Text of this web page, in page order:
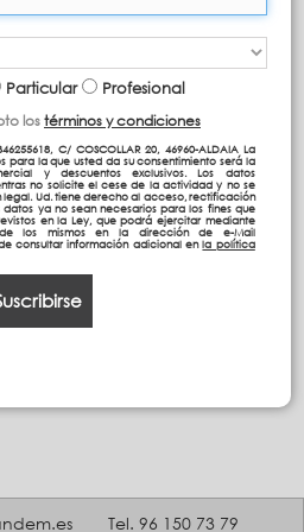
Particular Profesional
los términos y condiciones
C/ COSCOLLAR 20, 46960-ALDAIA La
para la que usted da su consentimiento será la
y descuentos exclusivos. Los datos
no solicite el cese de la actividad y no se
Ud. tiene derecho al acceso, rectificación
ya no sean necesarios para los fines que
en la Ley, que podrá ejercitar mediante
los mismos en la dirección de e-Mail
consultar información adicional enla política
Tel. 96 150 73 79